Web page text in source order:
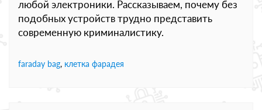
любой электроники. Рассказываем, почему без
подобных устройств трудно представить
современную криминалистику.
faraday bag, клетка фарадея